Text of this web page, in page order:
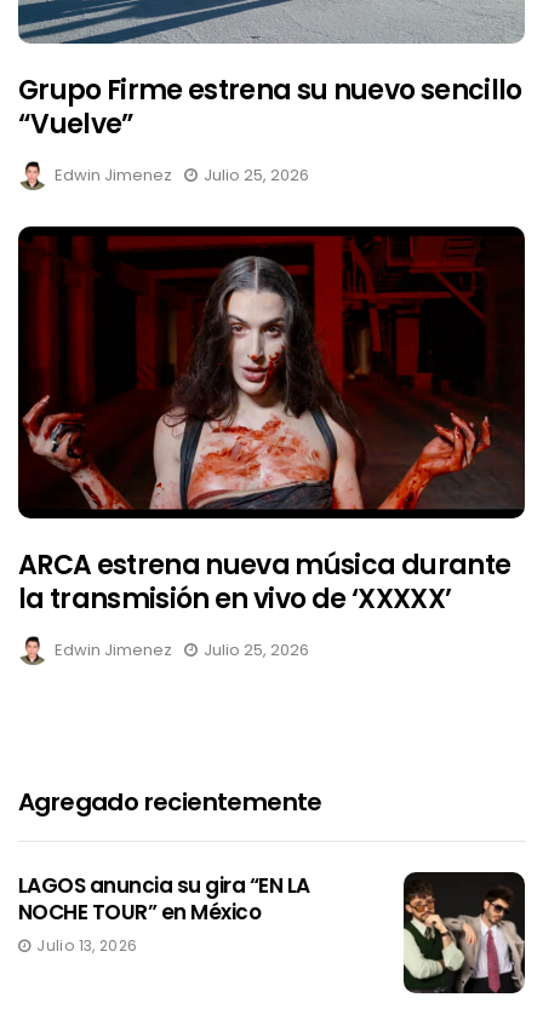
Grupo Firme estrena su nuevo sencillo
“Vuelve”
Edwin Jimenez Julio 25, 2026
ARCA estrena nueva música durante
la transmisión en vivo de ‘XXXXX’
Edwin Jimenez Julio 25, 2026
Agregado recientemente
LAGOS anuncia su gira “EN LA
NOCHE TOUR” en México
Julio 13, 2026